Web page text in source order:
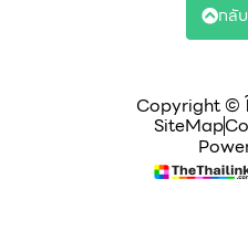
Copyright ©
SiteMap
กลั